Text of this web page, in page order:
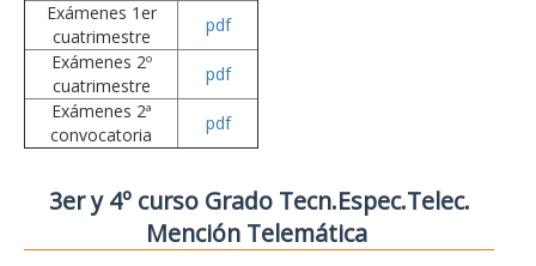
Exámenes 1er
cuatrimestre
pdf
Exámenes 2º
cuatrimestre
pdf
Exámenes 2ª
convocatoria
pdf
3er y 4º curso Grado Tecn.Espec.Telec.
Mención Telemática